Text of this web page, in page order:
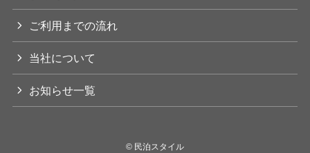
ご利用までの流れ
当社について
お知らせ一覧
© 民泊スタイル